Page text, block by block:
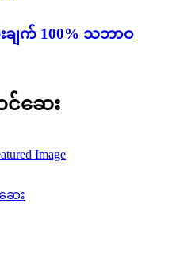
ျက် 100% သဘာဝ
ဆေး